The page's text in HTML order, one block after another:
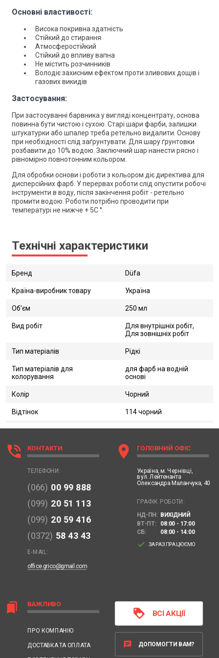
Основні властивості:
Висока покривна здатність
Стійкий до стирання
Атмосферостійкий
Стійкий до впливу вапна
Не містить розчинників
Володіє захисним ефектом проти зливових дощів і
газових викидів
Застосування:
При застосуванні барвника у вигляді концентрату, основа
повинна бути чистою і сухою. Старі шари фарби, залишки
штукатурки або шпалер треба ретельно видалити. Основу
при необхідності слід заґрунтувати. Для шару ґрунтовки
розбавити до 10% водою. Заключний шар нанести рясно і
рівномірно повнотонним кольором.
Для обробки основи і роботи з кольором діє директива для
дисперсійних фарб. У перервах роботи слід опустити робочі
інструменти в воду, після закінчення робіт - ретельно
промити водою. Роботи потрібно проводити при
температурі не нижче + 5С °.
Технічні характеристики
Бренд Düfa
Країна-виробник товару Україна
Об'єм 250 мл
Вид робіт
Для внутрішніх робіт,
Для зовнішніх робіт
Тип матеріалів Рідкі
Тип матеріалів для
колорування
для фарб на водній
основі
Колір Чорний
Відтінок 114 чорний
bookmarks ВАЖЛИВО
ПРО КОМПАНІЮ
ДОСТАВКА ТА ОПЛАТА
phone_in_talk КОНТАКТИ
ТЕЛЕФОНИ:
(066) 00 99 888
(099) 20 51 113
(099) 20 59 416
(0372) 58 43 43
E-MAIL:
office.grico@gmail.com
location_on ГОЛОВНИЙ ОФІС
Україна, м. Чернівці,
вул. Лейтенанта
Олександра Маланчука, 40
ГРАФІК РОБОТИ:
НД-ПН: ВИХІДНИЙ
ВТ-ПТ:
08:00 - 17:00
СБ:
08:00 - 14:00
done ЗАРАЗ ПРАЦЮЄМО
loyalty ВСІ АКЦІЇ
chat ДОПОМОГТИ ВАМ?